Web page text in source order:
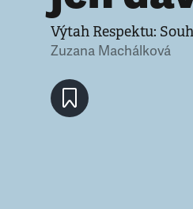
Výtah Respektu:
Zuzana Machálková